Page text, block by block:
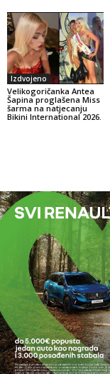
Izdvojeno
Velikogoričanka Antea
Šapina proglašena Miss
šarma na natjecanju
Bikini International 2026.